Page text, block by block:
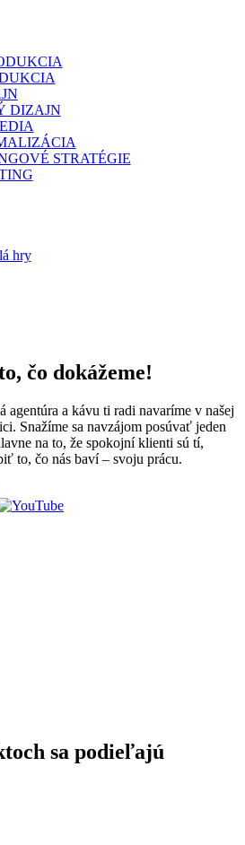
DIZAJN
STRATÉGIE
hry
čo dokážeme!
agentúra a kávu ti radi navaríme v našej
Snažíme sa navzájom posúvať jeden
na to, že spokojní klienti sú tí,
to, čo nás baví – svoju prácu.
sa podieľajú